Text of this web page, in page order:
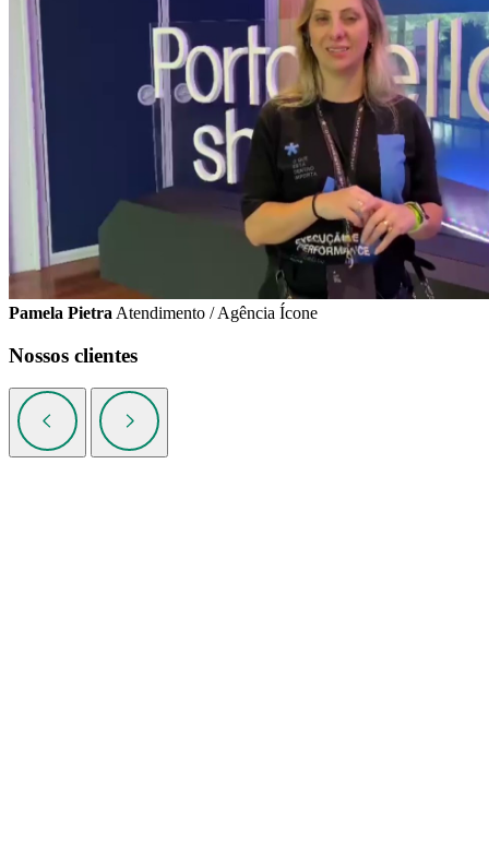
Pamela Pietra Atendimento / Agência Ícone
Nossos clientes